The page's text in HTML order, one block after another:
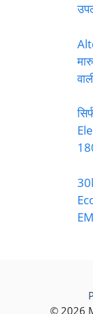
© 2026